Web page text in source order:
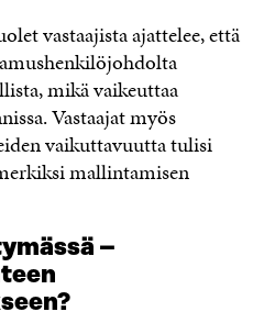
vastaajista ajattelee, että
mikä vaikeuttaa
Vastaajat myös
vaikuttavuutta tulisi
mallintamisen
–